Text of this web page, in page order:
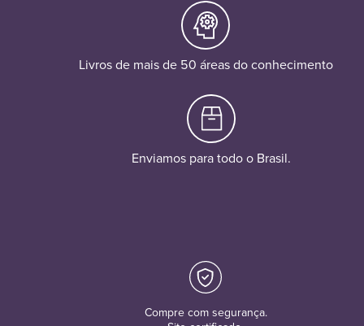
Livros de mais de 50 áreas do conhecimento
Enviamos para todo o Brasil.
Compre com segurança.